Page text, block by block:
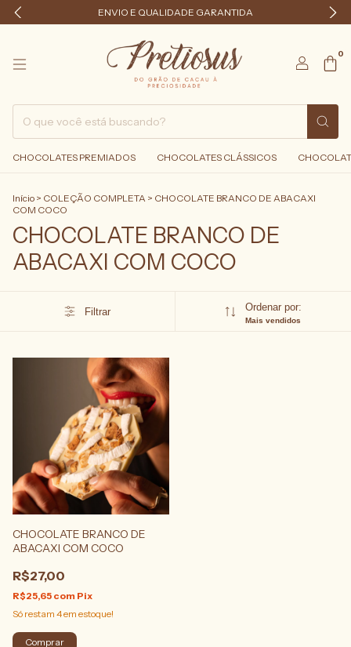
ENVIO E QUALIDADE GARANTIDA
0
CHOCOLATES PREMIADOS CHOCOLATES CLÁSSICOS
Início > COLEÇÃO COMPLETA > CHOCOLATE BRANCO DE ABACAXI
COM COCO
CHOCOLATE BRANCO DE
ABACAXI COM COCO
Filtrar Ordenar por:
Mais vendidos
CHOCOLATE BRANCO DE
ABACAXI COM COCO
R$27,00
R$25,65 com Pix
Só restam 4em estoque!